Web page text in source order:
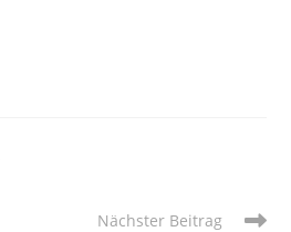
Nächster Beitrag